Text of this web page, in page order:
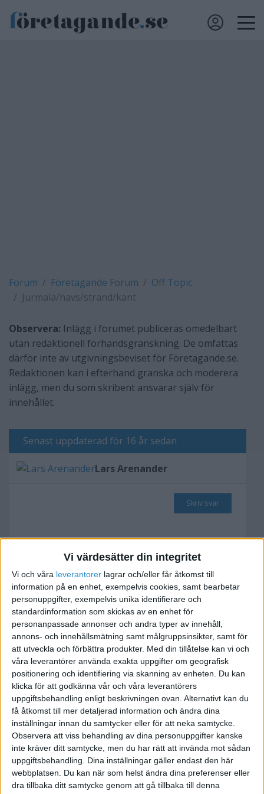
Vi värdesätter din integritet
Vi och våra leverantorer lagrar och/eller får åtkomst till
information på en enhet, exempelvis cookies, samt bearbetar
personuppgifter, exempelvis unika identifierare och
standardinformation som skickas av en enhet för
personanpassade annonser och andra typer av innehåll,
annons- och innehållsmätning samt målgruppsinsikter, samt för
att utveckla och förbättra produkter. Med din tillåtelse kan vi och
våra leverantörer använda exakta uppgifter om geografisk
positionering och identifiering via skanning av enheten. Du kan
klicka för att godkänna vår och våra leverantörers
uppgiftsbehandling enligt beskrivningen ovan. Alternativt kan du
få åtkomst till mer detaljerad information och ändra dina
inställningar innan du samtycker eller för att neka samtycke.
Observera att viss behandling av dina personuppgifter kanske
inte kräver ditt samtycke, men du har rätt att invända mot sådan
uppgiftsbehandling. Dina inställningar gäller endast den här
webbplatsen. Du kan när som helst ändra dina preferenser eller
dra tillbaka ditt samtycke genom att gå tillbaka till denna
Forum Företagande Forum
Off Topic
Jurmala/havs/strand/kant
Observera: Inlägg i forumet publiceras omedelbart
utan redaktionell förhandsgranskning. De omfattas
därför inte av utgivningsbeviset för Företagande.se.
Redaktionen kan i efterhand granska och moderera
inlägg, men du som skribent ansvarar själv för
innehållet.
Senast uppdaterad för 16 år sedan
Lars Arenander
Skriv svar
Jurmala/havs/strand/kant
2010-06-11 22:12
Ca 2 mil utanför Riga på den ena sidan floden
eller 2 mill åt andra sidan där har ni paradiset på
nära håll. Starta verksamhet mot Lettland medan
det är billigt Riga/Lettland kallas österns Paris,
prova det nära och annorlunda kan jag säga
efter 15 års prövotid under de flesta årstider. Vid
nyår går man man ur huse mot frihetsstatyn där
ett fantastikt fyrverkeri sker, där är det nästan
obligatoriskt att man tar med sig champange ut
och alla är glada, Vart 4 år sjunger man lite extra.
det är några stycken som sjunger i park utanför
staden centrum, ca 10.000 körsångare och en 40-
50´åhörare eller medsångare, de flesta går hem